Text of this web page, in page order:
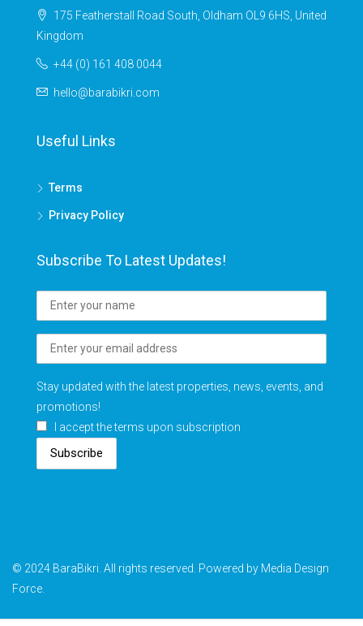
175 Featherstall Road South, Oldham OL9 6HS, United
Kingdom
+44 (0) 161 408 0044
hello@barabikri.com
Useful Links
Terms
Privacy Policy
Subscribe To Latest Updates!
Stay updated with the latest properties, news, events, and
promotions!
I accept the terms upon subscription
Subscribe
© 2024 BaraBikri. All rights reserved. Powered by Media Design
Force.